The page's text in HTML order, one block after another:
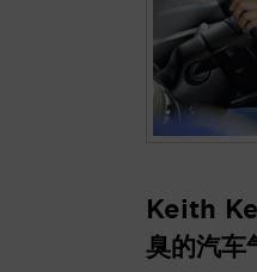
Keith
臭的汽车